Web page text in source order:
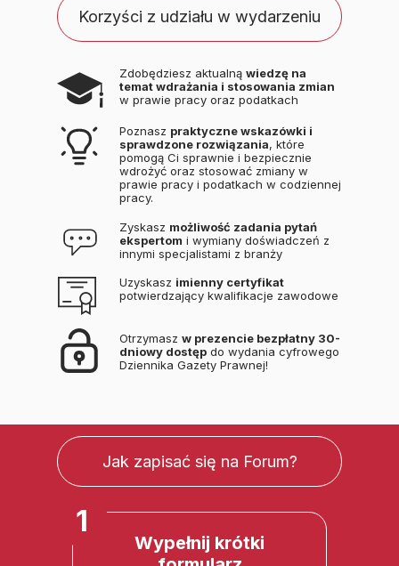
Korzyści z udziału w wydarzeniu
Zdobędziesz aktualnąwiedzę na
temat wdrażania i stosowania zmian
w prawie pracy oraz podatkach
Poznasz praktyczne wskazówki i
sprawdzone rozwiązania, które
pomogą Ci sprawnie i bezpiecznie
wdrożyć oraz stosować zmiany w
prawie pracy i podatkach w codziennej
pracy.
Zyskasz możliwość zadania pytań
ekspertom i wymiany doświadczeń z
innymi specjalistami z branży
Uzyskasz imienny certyfikat
potwierdzający kwalifikacje zawodowe
Otrzymaszw prezencie bezpłatny 30-
dniowy dostęp do wydania cyfrowego
Dziennika Gazety Prawnej!
Jak zapisać się na Forum?
1
Wypełnij krótki